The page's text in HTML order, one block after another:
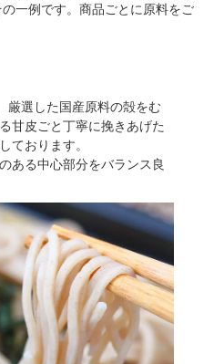
一例です。商品ごとに原料をご
厳選した国産原料の殻をむ
甘皮ごと丁寧に挽きあげた
ております。
ある中心部分をバランス良